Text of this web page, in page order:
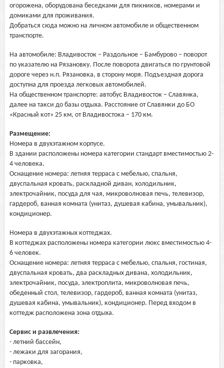
огорожена, оборудована беседками для пикников, номерами и
домиками для проживания.
Добраться сюда можно на личном автомобиле и общественном
транспорте.
На автомобиле: Владивосток – Раздольное – Бамбурово – поворот
по указателю на Рязановку. После поворота двигаться по грунтовой
дороге через н.п. Рязановка, в сторону моря. Подъездная дорога
доступна для проезда легковых автомобилей.
На общественном транспорте: автобус Владивосток – Славянка,
далее на такси до базы отдыха. Расстояние от Славянки до БО
«Красный кот» 25 км, от Владивостока – 170 км.
Размещение:
Номера в двухэтажном корпусе.
В здании расположены номера категории стандарт вместимостью 2-
4 человека.
Оснащение номера: летняя терраса с мебелью, спальня,
двуспальная кровать, раскладной диван, холодильник,
электрочайник, посуда для чая, микроволновая печь, телевизор,
гардероб, ванная комната (унитаз, душевая кабина, умывальник),
кондиционер.
Номера в двухэтажных коттеджах.
В коттеджах расположены номера категории люкс вместимостью 4-
6 человек.
Оснащение номера: летняя терраса с мебелью, спальня, гостиная,
двуспальная кровать, два раскладных дивана, холодильник,
электрочайник, посуда, электроплита, микроволновая печь,
обеденный стол, телевизор, гардероб, ванная комната (унитаз,
душевая кабина, умывальник), кондиционер. Перед входом в
коттедж расположена зона отдыха.
Сервис и развлечения:
- летний бассейн,
- лежаки для загорания,
- парковка,